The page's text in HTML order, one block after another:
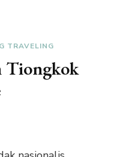
TRAVELING
Tiongkok